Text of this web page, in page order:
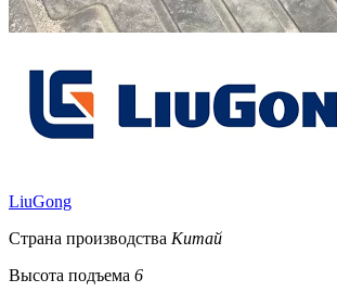
LiuGong
Страна производства Китай
Высота подъема 6